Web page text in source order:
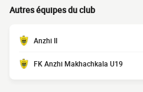
Autres équipes du club
Anzhi II
FK Anzhi Makhachkala U19